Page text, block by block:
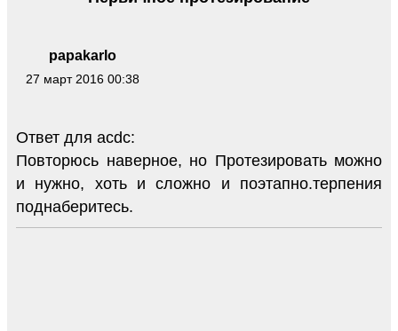
papakarlo
27 март 2016 00:38
Ответ для acdc:
Повторюсь наверное, но Протезировать можно
и нужно, хоть и сложно и поэтапно.терпения
поднаберитесь.